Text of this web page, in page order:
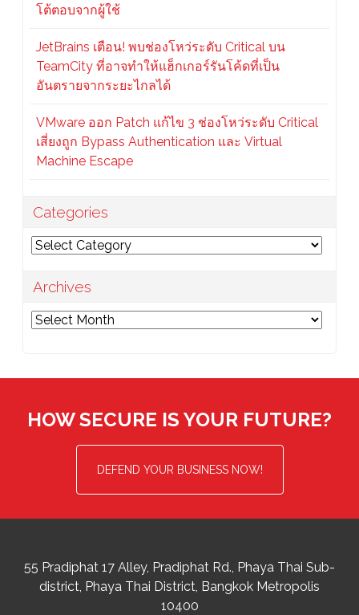
โต้ตอบจากผู้ใช้
JetBrains เตือน! พบช่องโหว่ระดับ Critical บน
TeamCity ที่อาจทำให้แฮ็กเกอร์รันโค้ดที่เป็น
อันตรายจากระยะไกลได้
VMware ออก Patch แก้ไข 3 ช่องโหว่ระดับ Critical
เสี่ยงถูก Bypass Authentication และ Virtual
Machine Escape
Categories
Categories
Archives
Archives
HOW SECURE IS YOUR FUTURE?
DEFEND YOUR BUSINESS NOW!
55 Pradiphat 17 Alley, Pradiphat Rd., Phaya Thai Sub-
district Phaya Thai District, Bangkok Metropolis
10400